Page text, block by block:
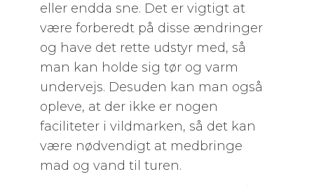
eller endda sne. Det er vigtigt at
være forberedt på disse ændringer
og have det rette udstyr med, så
man kan holde sig tør og varm
undervejs. Desuden kan man også
opleve, at der ikke er nogen
faciliteter i vildmarken, så det kan
være nødvendigt at medbringe
mad og vand til turen.